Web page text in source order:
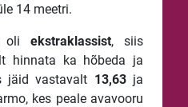
14 meetri.
oliekstraklassist, siis
hinnata ka hõbeda ja
jäid vastavalt 13,63 ja
kes peale avavooru